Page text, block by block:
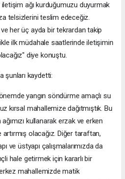
ağı kurduğumuzu duyurmak
telsizlerini teslim edeceğiz.
her üç ayda bir tekrardan takip
ilk müdahale saatlerinde iletişimin
diye konuştu.
şunları kaydetti:
yangın söndürme amaçlı su
kırsal mahallemize dağıtmıştık. Bu
kullanarak erzak ve erken
olacağız. Diğer taraftan,
ve üstyapı çalışmalarımızda da
hale getirmek için kararlı bir
mahallemizde matik